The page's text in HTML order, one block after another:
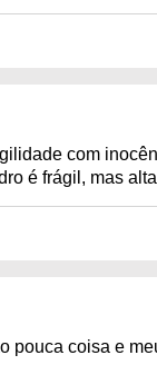
com
é frágil, mas
pouca coisa e